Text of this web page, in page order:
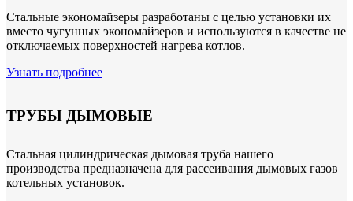
Стальные экономайзеры разработаны с целью установки их
вместо чугунных экономайзеров и используются в качестве не
отключаемых поверхностей нагрева котлов.
Узнать подробнее
ТРУБЫ ДЫМОВЫЕ
Стальная цилиндрическая дымовая труба нашего
производства предназначена для рассеивания дымовых газов
котельных установок.